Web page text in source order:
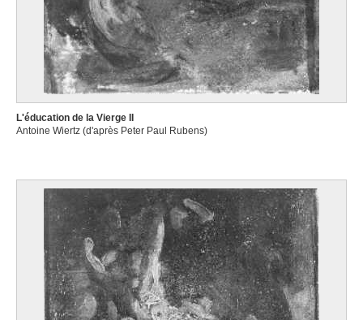
L'éducation de la Vierge II
Antoine Wiertz (d'après Peter Paul Rubens)